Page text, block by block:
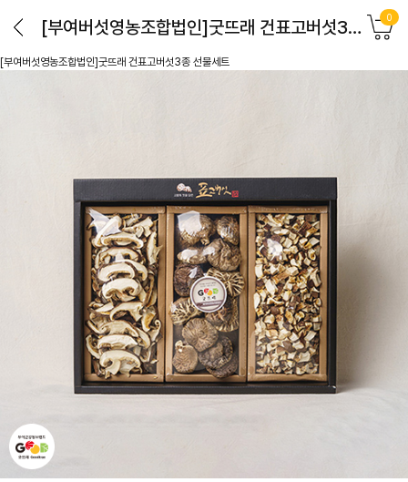
[부여버섯영농조합법인]굿뜨래 건표고버섯3종 선물세트 0
[부여버섯영농조합법인]굿뜨래 건표고버섯3종 선물세트